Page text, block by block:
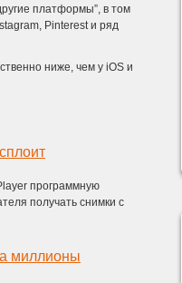
платформы”, в том
Pinterest и ряд
ниже, чем у iOS и
программную
получать снимки с
миллионы